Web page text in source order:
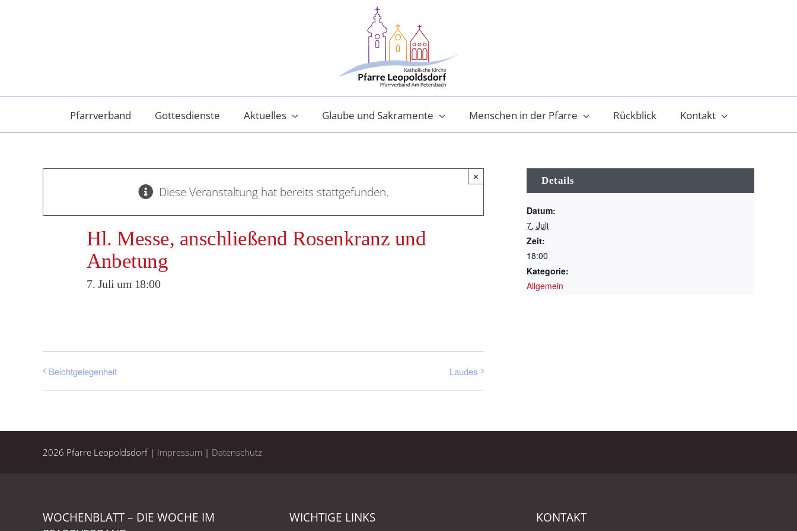
Pfarrverband Gottesdienste Aktuelles Glaube und Sakramente Menschen in der Pfarre Rückblick Kontakt
Diese Veranstaltung hat bereits stattgefunden.
×
Hl. Messe, anschließend Rosenkranz und
Anbetung
7. Juli um 18:00
Beichtgelegenheit Laudes
Details
Datum:
7. Juli
Zeit:
18:00
Kategorie:
Allgemein
2026 Pfarre Leopoldsdorf | Impressum | Datenschutz
WOCHENBLATT – DIE WOCHE IM
WICHTIGE LINKS KONTAKT